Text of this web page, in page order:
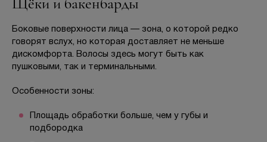
Боковые поверхности лица — зона, о которой редко
говорят вслух, но которая доставляет не меньше
дискомфорта. Волосы здесь могут быть как
пушковыми, так и терминальными.
Особенности зоны:
Площадь обработки больше, чем у губы и
подбородка